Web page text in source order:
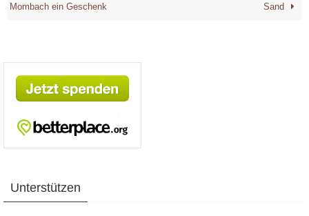
Mombach ein Geschenk
Sand
Unterstützen